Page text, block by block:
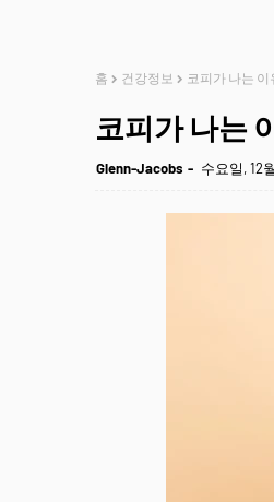
홈 건강정보 코피가 나는
코피가 나는
Glenn-Jacobs 수요일, 12